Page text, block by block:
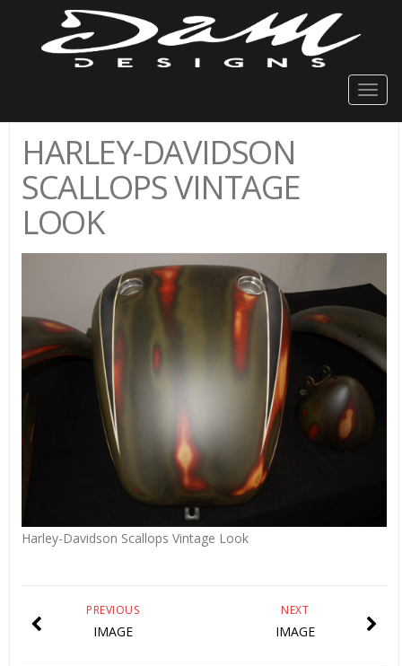
HARLEY-DAVIDSON
SCALLOPS VINTAGE
LOOK
Harley-Davidson Scallops Vintage Look
NEXT
IMAGE
PREVIOUS
IMAGE